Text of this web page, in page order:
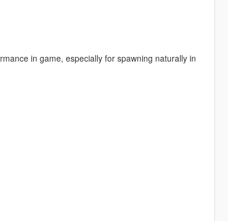
in game, especially for spawning naturally in